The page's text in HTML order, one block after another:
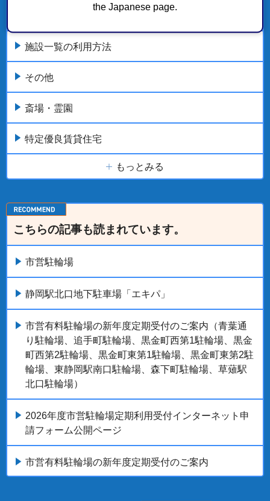
the Japanese page.
施設一覧の利用方法
その他
斎場・霊園
特定優良賃貸住宅
もっとみる
こちらの記事も読まれています。
市営駐輪場
静岡駅北口地下駐車場「エキパ」
市営有料駐輪場の新年度定期受付のご案内（青葉通
り駐輪場、追手町駐輪場、黒金町西第1駐輪場、黒金
町西第2駐輪場、黒金町東第1駐輪場、黒金町東第2駐
輪場、東静岡駅南口駐輪場、森下町駐輪場、草薙駅
北口駐輪場）
2026年度市営駐輪場定期利用受付インターネット申
請フォーム公開ページ
市営有料駐輪場の新年度定期受付のご案内